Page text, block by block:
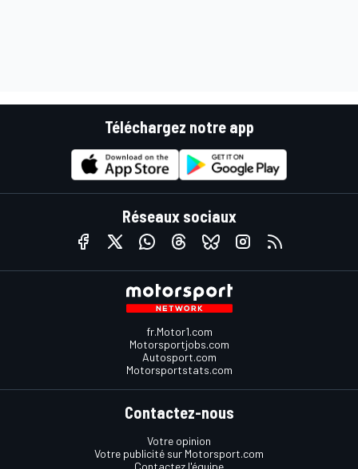
Téléchargez notre app
Réseaux sociaux
fr.Motor1.com
Motorsportjobs.com
Autosport.com
Motorsportstats.com
Contactez-nous
Votre opinion
Votre publicité sur Motorsport.com